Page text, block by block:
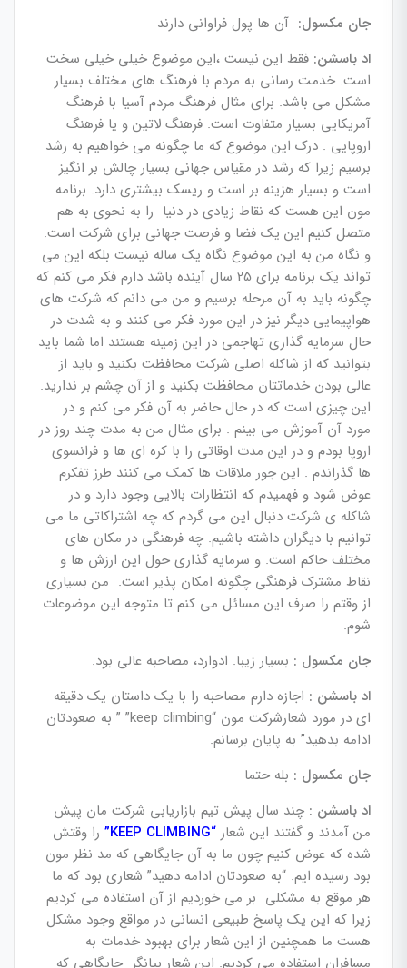
جان مکسول: آن ها پول فراوانی دارند
اد باسشن: فقط این نیست ،این موضوع خیلی خیلی سخت
است. خدمت رسانی به مردم با فرهنگ های مختلف بسیار
مشکل می باشد. برای مثال فرهنگ مردم آسیا با فرهنگ
آمریکایی بسیار متفاوت است. فرهنگ لاتین و یا فرهنگ
اروپایی . درک این موضوع که ما چگونه می خواهیم به رشد
برسیم زیرا که رشد در مقیاس جهانی بسیار چالش بر انگیز
است و بسیار هزینه بر است و ریسک بیشتری دارد. برنامه
مون این هست که نقاط زیادی در دنیا را به نحوی به هم
متصل کنیم این یک فضا و فرصت جهانی برای شرکت است.
و نگاه من به این موضوع نگاه یک ساله نیست بلکه این می
تواند یک برنامه برای 25 سال آینده باشد دارم فکر می کنم که
چگونه باید به آن مرحله برسیم و من می دانم که شرکت های
هواپیمایی دیگر نیز در این مورد فکر می کنند و به شدت در
حال سرمایه گذاری تهاجمی در این زمینه هستند اما شما باید
بتوانید که از شاکله اصلی شرکت محافظت بکنید و باید از
عالی بودن خدماتتان محافظت بکنید و از آن چشم بر ندارید.
این چیزی است که در حال حاضر به آن فکر می کنم و در
مورد آن آموزش می بینم . برای مثال من به مدت چند روز در
اروپا بودم و در این مدت اوقاتی را با کره ای ها و فرانسوی
ها گذراندم . این جور ملاقات ها کمک می کنند طرز تفکرم
عوض شود و فهمیدم که انتظارات بالایی وجود دارد و در
شاکله ی شرکت دنبال این می گردم که چه اشتراکاتی ما می
توانیم با دیگران داشته باشیم. چه فرهنگی در مکان های
مختلف حاکم است. و سرمایه گذاری حول این ارزش ها و
نقاط مشترک فرهنگی چگونه امکان پذیر است. من بسیاری
از وقتم را صرف این مسائل می کنم تا متوجه این موضوعات
شوم.
جان مکسول : بسیار زیبا. ادوارد، مصاحبه عالی بود.
اد باسشن : اجازه دارم مصاحبه را با یک داستان یک دقیقه
ای در مورد شعارشرکت مون “keep climbing” ” به صعودتان
ادامه بدهید” به پایان برسانم.
جان مکسول : بله حتما
اد باسشن : چند سال پیش تیم بازاریابی شرکت مان پیش
من آمدند و گفتند این شعار “KEEP CLIMBING”
را وقتش
شده که عوض کنیم چون ما به آن جایگاهی که مد نظر مون
بود رسیده ایم. “به صعودتان ادامه دهید” شعاری بود که ما
هر موقع به مشکلی بر می خوردیم از آن استفاده می کردیم
زیرا که این یک پاسخ طبیعی انسانی در مواقع وجود مشکل
هست ما همچنین از این شعار برای بهبود خدمات به
مسافران استفاده می کردیم. این شعار بیانگر جایگاهی که